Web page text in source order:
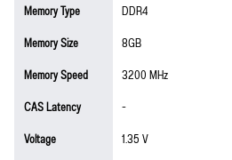
Memory Type
DDR4
Memory Size
8GB
Memory Speed
3200 MHz
CAS Latency
-
Voltage
1.35 V